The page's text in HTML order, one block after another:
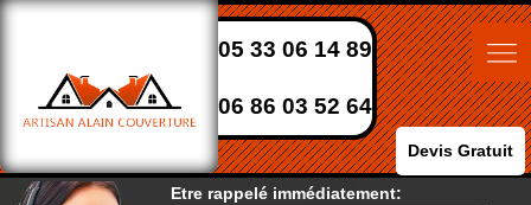
05 33 06 14 89
06 86 03 52 64
Devis Gratuit
Etre rappelé immédiatement: